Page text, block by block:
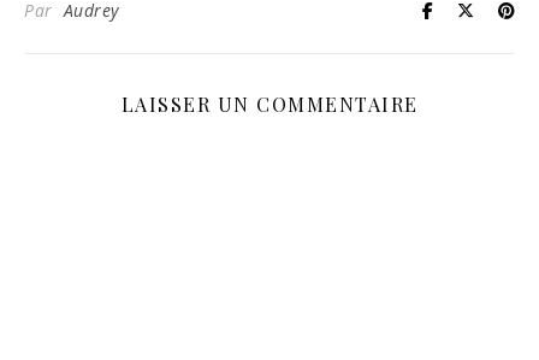
Par Audrey
LAISSER UN COMMENTAIRE